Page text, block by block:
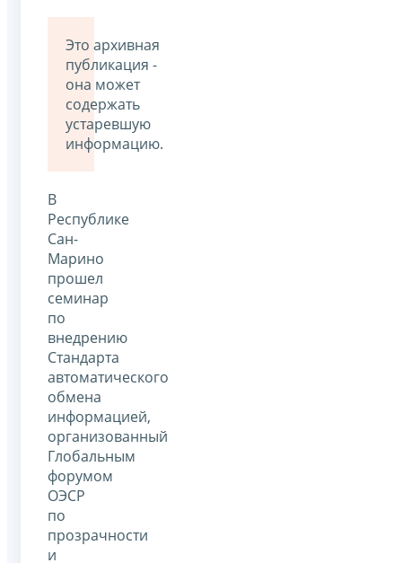
Это архивная
публикация -
она может
содержать
устаревшую
информацию.
В
Республике
Сан-
Марино
прошел
семинар
по
внедрению
Стандарта
автоматического
обмена
информацией,
организованный
Глобальным
форумом
ОЭСР
по
прозрачности
и